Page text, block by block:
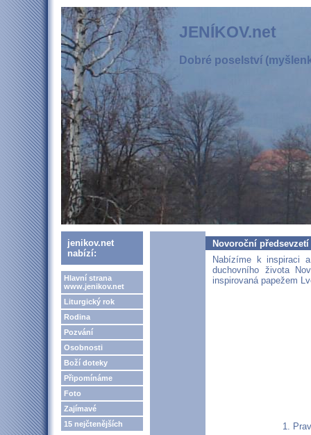
JENÍKOV.net
Dobré poselství
jenikov.net
nabízí:
Hlavní strana
www.jenikov.net
Liturgický rok
Rodina
Pozvání
Osobnosti
Boží doteky
Připomínáme
Foto
Zajímavé
15 nejčtenějších
Novoroční
Nabízíme k inspiraci
duchovního života
inspirovaná papežem
1.